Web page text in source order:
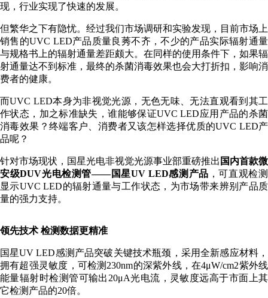
现，行业实现了快速的发展。
但繁华之下有隐忧。经过我们市场调研和实验发现，目前市场上
销售的UVC LED产品质量良莠不齐，不少的产品实际辐射通量
与规格书上的辐射通量差距颇大。在同样的使用条件下，如果辐
射通量达不到标准，最终的杀菌消毒效果也会大打折扣，影响消
费者的健康。
而UVC LED本身为非视觉光源，无色无味、无法直观看到其工
作状态，加之标准缺失，谁能够保证UVC LED应用产品的杀菌
消毒效果？终端客户、消费者又该怎样选择优质的UVC LED产
品呢？
针对市场现状，国星光电非视觉光源事业部重磅推出 国内首款微
安级DUV光电检测管——国星UV LED感测产品 ，可直观检测
显示UVC LED的辐射通量与工作状态，为市场带来辨别产品质
量的强力支持。
领先技术 检测数据更精准
国星UV LED感测产品突破关键技术瓶颈，采用全新感应材料，
拥有超强灵敏度，可检测230nm的深紫外线，在4μW/cm2紫外线
能量辐射时检测管可输出20μA光电流，灵敏度远高于市面上其
它检测产品的20倍。